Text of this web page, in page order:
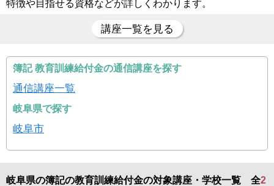
特徴や目指せる資格などが詳しくわかります。
講座一覧を見る
簿記 教育訓練給付金の通信講座を探す
通信講座一覧
岐阜県で探す
岐阜市
岐阜県の簿記の教育訓練給付金の対象講座・学校一覧 全2